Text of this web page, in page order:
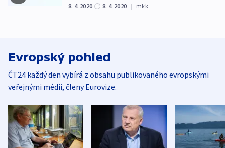
8. 4. 2020 8. 4. 2020 | mkk
Evropský pohled
ČT24 každý den vybírá z obsahu publikovaného evropskými
veřejnými médii, členy Eurovize.